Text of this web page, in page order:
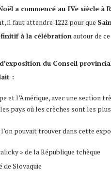
a commencé au IVe siècle à
il faut attendre 1222 pour que
à la célébrationautour de
du Conseil
:
et l’Amérique, avec une section
pays où les crèches sont les
l’on pouvait trouver dans cette
» de la République tchèque
de Slovaquie